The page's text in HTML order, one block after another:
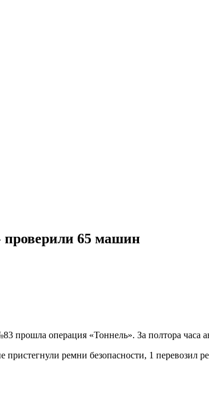
проверили 65 машин
прошла операция «Тоннель». За полтора
ремни безопасности, 1 перевозил